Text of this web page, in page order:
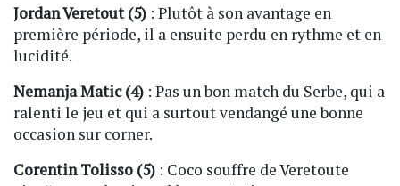
Jordan Veretout (5) : Plutôt à son avantage en
première période, il a ensuite perdu en rythme et en
lucidité.
Nemanja Matic (4) : Pas un bon match du Serbe, qui a
ralenti le jeu et qui a surtout vendangé une bonne
occasion sur corner.
Corentin Tolisso (5) : Coco souffre de Veretoute